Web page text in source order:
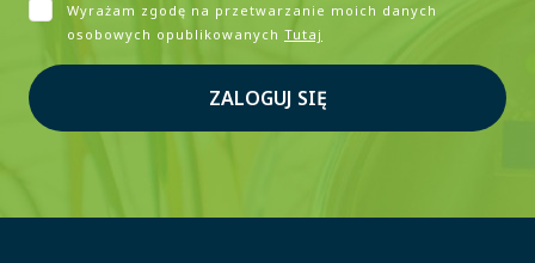
Wyrażam zgodę na przetwarzanie moich danych
osobowych opublikowanych Tutaj
ZALOGUJ SIĘ